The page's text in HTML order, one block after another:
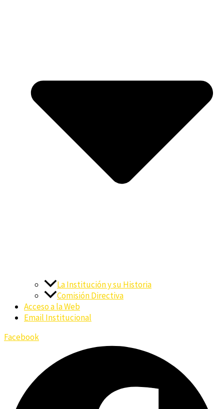
La Institución y su Historia
Comisión Directiva
Acceso a la Web
Email Institucional
Facebook